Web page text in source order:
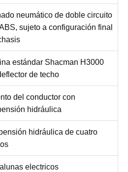
neumático de doble circuito
sujeto a configuración final
estándar Shacman H3000
de techo
del conductor con
hidráulica
hidráulica de cuatro
electricos